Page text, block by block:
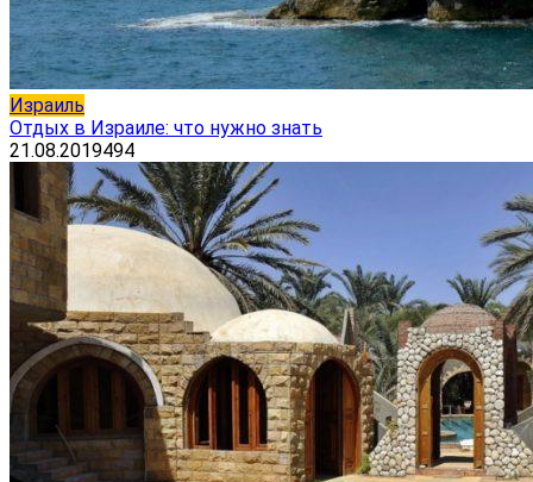
Израиль
Отдых в Израиле: что нужно знать
21.08.2019494